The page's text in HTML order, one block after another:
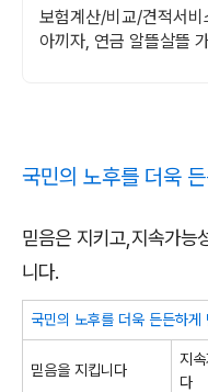
보험계산/비교/견적서
아끼자, 연금 알뜰살뜰
국민의 노후를 더욱
믿음은 지키고,지속가능
니다.
국민의 노후를 더욱 든든하
믿음을 지킵니다
지
다